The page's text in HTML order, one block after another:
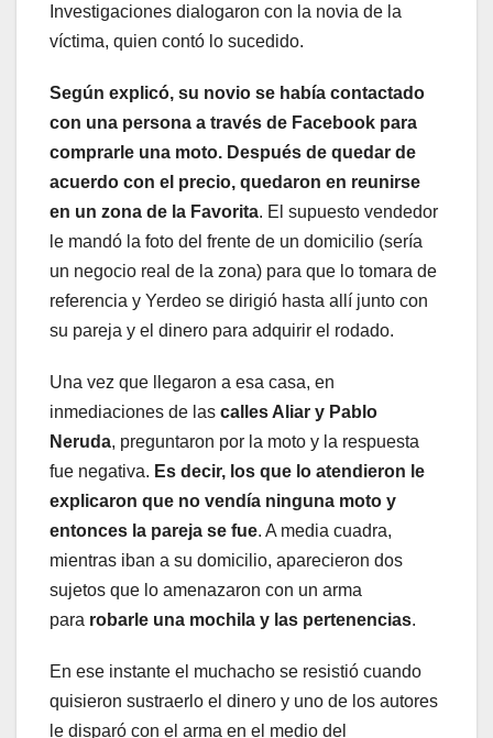
Investigaciones dialogaron con la novia de la
víctima, quien contó lo sucedido.
Según explicó, su novio se había contactado
con una persona a través de Facebook para
comprarle una moto. Después de quedar de
acuerdo con el precio, quedaron en reunirse
en un zona de la Favorita. El supuesto vendedor
le mandó la foto del frente de un domicilio (sería
un negocio real de la zona) para que lo tomara de
referencia y Yerdeo se dirigió hasta allí junto con
su pareja y el dinero para adquirir el rodado.
Una vez que llegaron a esa casa, en
inmediaciones de las calles Aliar y Pablo
Neruda, preguntaron por la moto y la respuesta
fue negativa. Es decir, los que lo atendieron le
explicaron que no vendía ninguna moto y
entonces la pareja se fue. A media cuadra,
mientras iban a su domicilio, aparecieron dos
sujetos que lo amenazaron con un arma
para robarle una mochila y las pertenencias.
En ese instante el muchacho se resistió cuando
quisieron sustraerlo el dinero y uno de los autores
le disparó con el arma en el medio del